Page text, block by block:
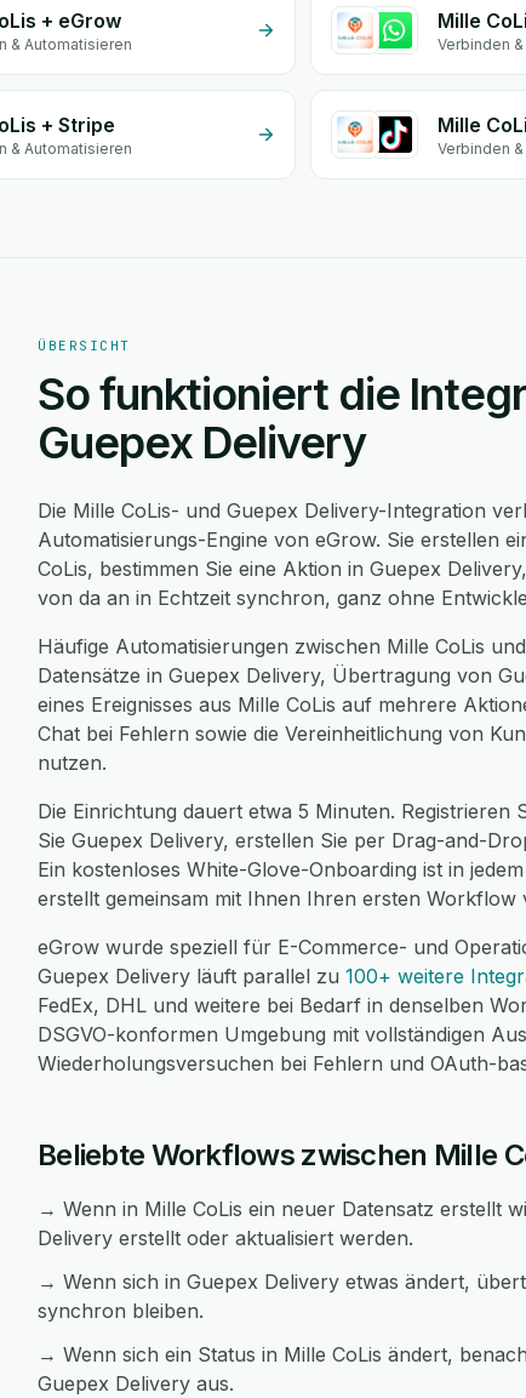
+ eGrow
& Automatisieren
Mille
Verbinden
+ Stripe
& Automatisieren
Mille
Verbinden
ÜBERSICHT
So funktioniert die
Guepex Delivery
Die Mille CoLis- und Guepex Delivery-Integration
Automatisierungs-Engine von eGrow. Sie erstellen
CoLis, bestimmen Sie eine Aktion in Guepex
von da an in Echtzeit synchron, ganz ohne
Häufige Automatisierungen zwischen Mille CoLis
Datensätze in Guepex Delivery, Übertragung von
eines Ereignisses aus Mille CoLis auf mehrere
Chat bei Fehlern sowie die Vereinheitlichung von
nutzen.
Die Einrichtung dauert etwa 5 Minuten. Registrieren
Sie Guepex Delivery, erstellen Sie per Drag-and-
Ein kostenloses White-Glove-Onboarding ist in
erstellt gemeinsam mit Ihnen Ihren ersten Workflow
eGrow wurde speziell für E-Commerce- und
Guepex Delivery läuft parallel zu 100+ weitere
FedEx, DHL und weitere bei Bedarf in denselben
DSGVO-konformen Umgebung mit vollständigen
Wiederholungsversuchen bei Fehlern und OAuth-
Beliebte Workflows zwischen Mille
→ Wenn in Mille CoLis ein neuer Datensatz erstellt
Delivery erstellt oder aktualisiert werden.
→ Wenn sich in Guepex Delivery etwas ändert,
synchron bleiben.
→ Wenn sich ein Status in Mille CoLis ändert,
Guepex Delivery aus.